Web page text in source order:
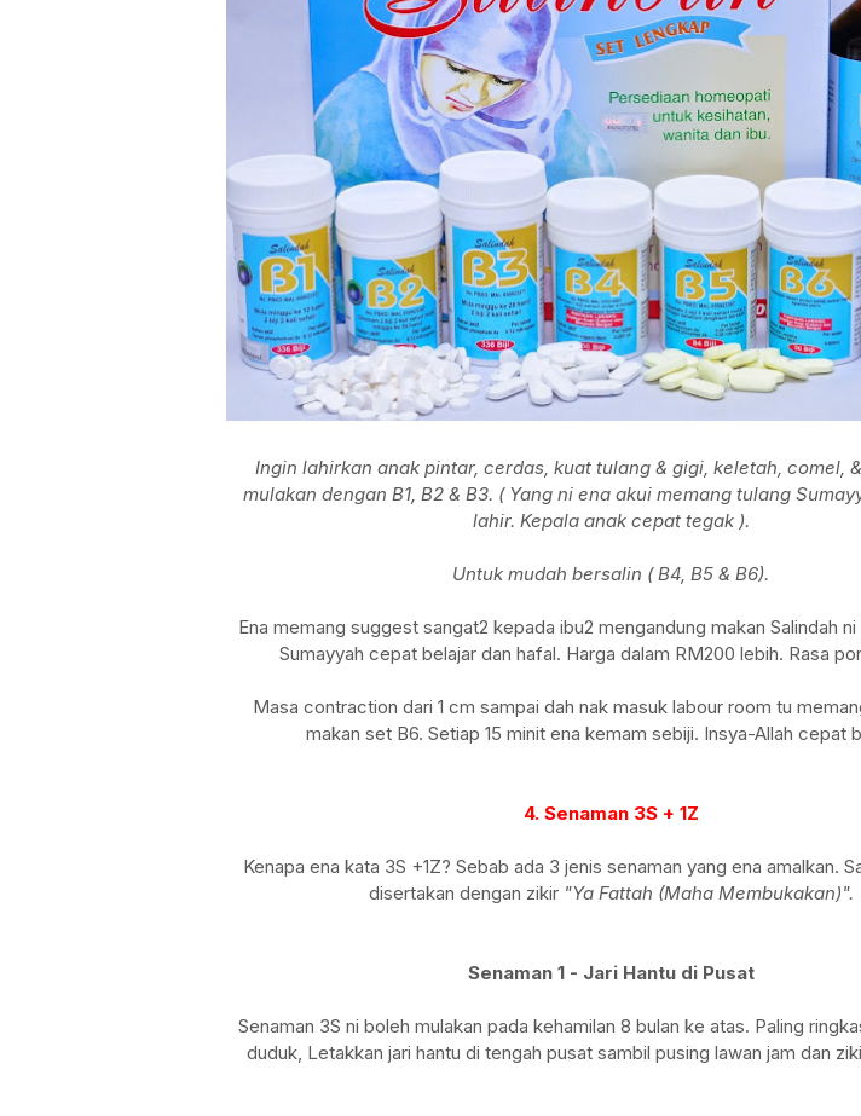
Ingin lahirkan anak pintar, cerdas, kuat tulang & gigi, keletah, comel,
mulakan dengan B1, B2 & B3. ( Yang ni ena akui memang tulang
lahir. Kepala anak cepat tegak ).
Untuk mudah bersalin ( B4, B5 & B6).
Ena memang suggest sangat2 kepada ibu2 mengandung makan Salindah
Sumayyah cepat belajar dan hafal. Harga dalam RM200 lebih. Rasa
Masa contraction dari 1 cm sampai dah nak masuk labour room tu
makan set B6. Setiap 15 minit ena kemam sebiji. Insya-Allah cepat
4. Senaman 3S + 1Z
Kenapa ena kata 3S +1Z? Sebab ada 3 jenis senaman yang ena amalkan.
disertakan dengan zikir"Ya Fattah (Maha Membukakan)".
Senaman 1 - Jari Hantu di Pusat
Senaman 3S ni boleh mulakan pada kehamilan 8 bulan ke atas. Paling
duduk, Letakkan jari hantu di tengah pusat sambil pusing lawan jam dan